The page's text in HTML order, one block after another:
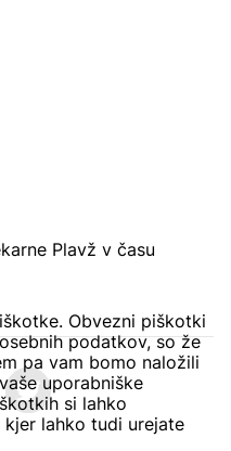
Plavž v času
Obvezni piškotki
podatkov, so že
pa vam bomo naložili
uporabniške
si lahko
kjer lahko tudi urejate